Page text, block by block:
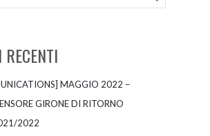
MAGGIO 2022 –
GIRONE DI RITORNO
2022